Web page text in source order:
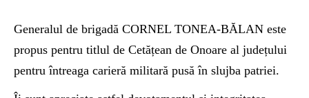
Generalul de brigadă CORNEL TONEA-BĂLAN este
propus pentru titlul de Cetățean de Onoare al județului
pentru întreaga carieră militară pusă în slujba patriei.